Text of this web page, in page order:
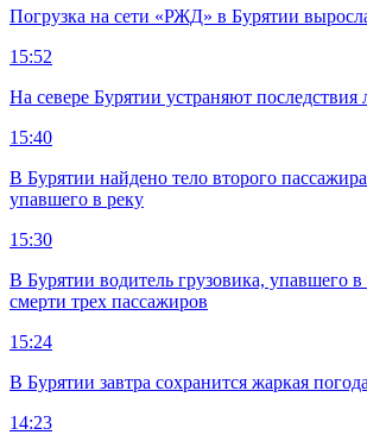
Погрузка на сети «РЖД» в Бурятии
15:52
На севере Бурятии устраняют последствия
15:40
В Бурятии найдено тело второго
упавшего в реку
15:30
В Бурятии водитель грузовика, упавшего в
смерти трех пассажиров
15:24
В Бурятии завтра сохранится жаркая погода
14:23